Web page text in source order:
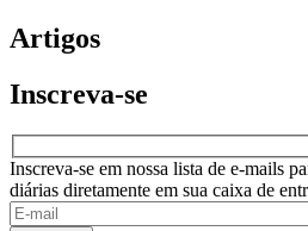
Artigos
Inscreva-se
Inscreva-se em nossa lista de e-mails
diárias diretamente em sua caixa de